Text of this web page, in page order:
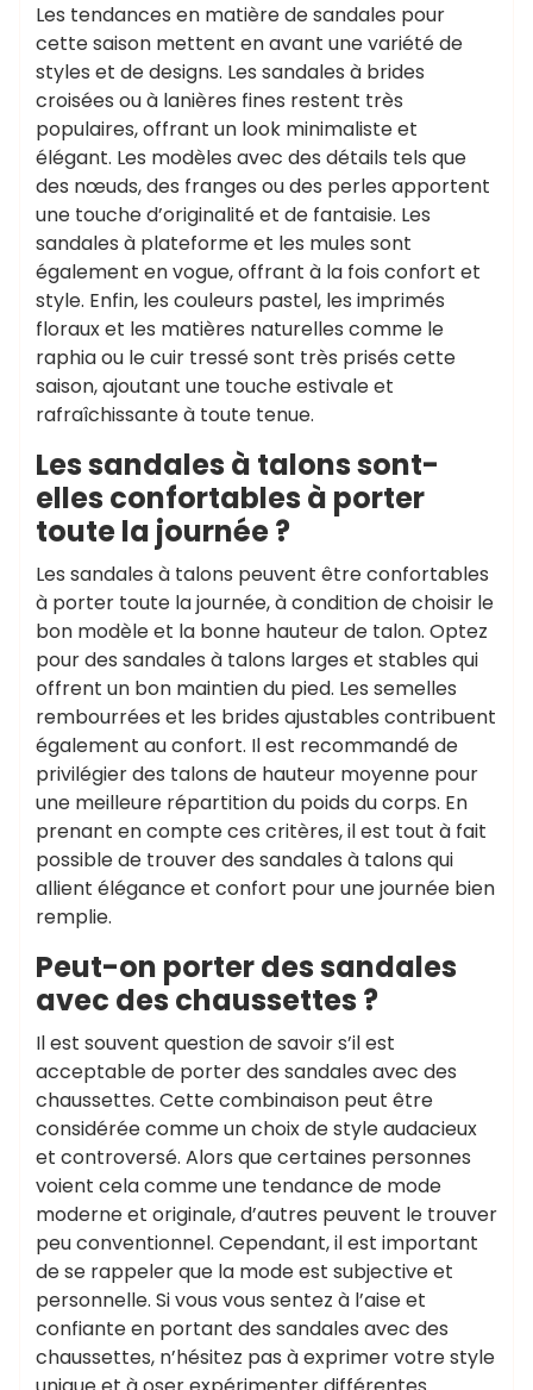
Les tendances en matière de sandales pour
cette saison mettent en avant une variété de
styles et de designs. Les sandales à brides
croisées ou à lanières fines restent très
populaires, offrant un look minimaliste et
élégant. Les modèles avec des détails tels que
des nœuds, des franges ou des perles apportent
une touche d’originalité et de fantaisie. Les
sandales à plateforme et les mules sont
également en vogue, offrant à la fois confort et
style. Enfin, les couleurs pastel, les imprimés
floraux et les matières naturelles comme le
raphia ou le cuir tressé sont très prisés cette
saison, ajoutant une touche estivale et
rafraîchissante à toute tenue.
Les sandales à talons sont-
elles confortables à porter
toute la journée ?
Les sandales à talons peuvent être confortables
à porter toute la journée, à condition de choisir le
bon modèle et la bonne hauteur de talon. Optez
pour des sandales à talons larges et stables qui
offrent un bon maintien du pied. Les semelles
rembourrées et les brides ajustables contribuent
également au confort. Il est recommandé de
privilégier des talons de hauteur moyenne pour
une meilleure répartition du poids du corps. En
prenant en compte ces critères, il est tout à fait
possible de trouver des sandales à talons qui
allient élégance et confort pour une journée bien
remplie.
Peut-on porter des sandales
avec des chaussettes ?
Il est souvent question de savoir s’il est
acceptable de porter des sandales avec des
chaussettes. Cette combinaison peut être
considérée comme un choix de style audacieux
et controversé. Alors que certaines personnes
voient cela comme une tendance de mode
moderne et originale, d’autres peuvent le trouver
peu conventionnel. Cependant, il est important
de se rappeler que la mode est subjective et
personnelle. Si vous vous sentez à l’aise et
confiante en portant des sandales avec des
chaussettes, n’hésitez pas à exprimer votre style